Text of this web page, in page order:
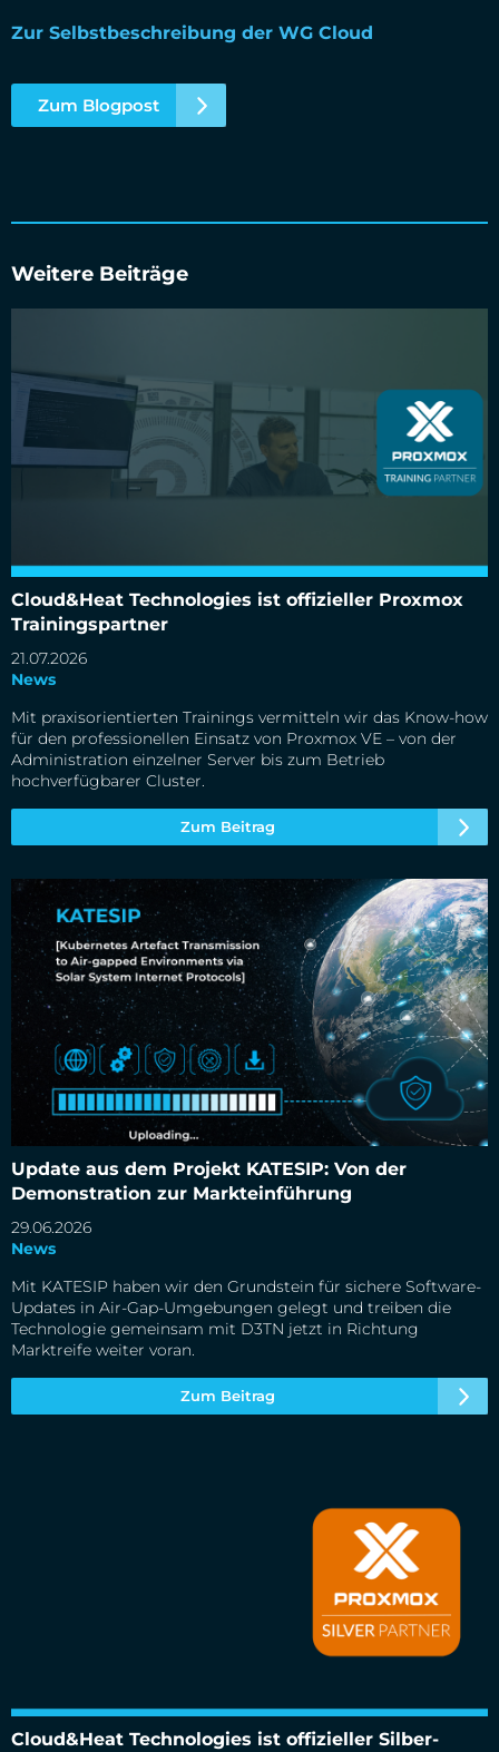
Zur Selbstbeschreibung der WG Cloud
Zum Blogpost
Weitere Beiträge
Cloud&Heat Technologies ist offizieller Proxmox
Trainingspartner
21.07.2026
News
Mit praxisorientierten Trainings vermitteln wir das Know-how
für den professionellen Einsatz von Proxmox VE – von der
Administration einzelner Server bis zum Betrieb
hochverfügbarer Cluster.
Zum Beitrag
Cloud&Heat Technologies ist offizieller Proxmox
Update aus dem Projekt KATESIP: Von der
Demonstration zur Markteinführung
29.06.2026
News
Mit KATESIP haben wir den Grundstein für sichere Software-
Updates in Air-Gap-Umgebungen gelegt und treiben die
Technologie gemeinsam mit D3TN jetzt in Richtung
Marktreife weiter voran.
Zum Beitrag
Update aus dem Projekt KATESIP: Von der Demonstration
Cloud&Heat Technologies ist offizieller Silber-
Cloud&Heat Technologies ist offizieller Silber-Partner von